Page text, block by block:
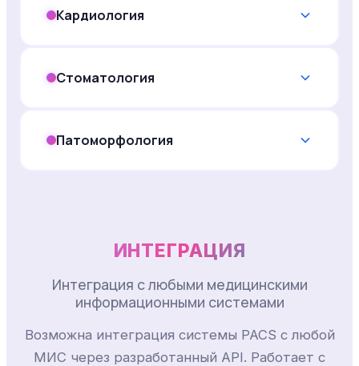
Кардиология
Стоматология
Патоморфология
ИНТЕГРАЦИЯ
Интеграция с любыми медицинскими
информационными системами
Возможна интеграция системы PACS с любой
МИС через разработанный API. Работает с